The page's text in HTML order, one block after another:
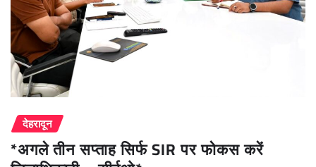
देहरादून
*अगले तीन सप्ताह सिर्फ SIR पर फोकस करें